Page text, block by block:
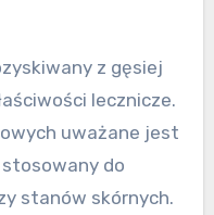
z gęsiej
lecznicze.
uważane jest
stosowany do
stanów skórnych.